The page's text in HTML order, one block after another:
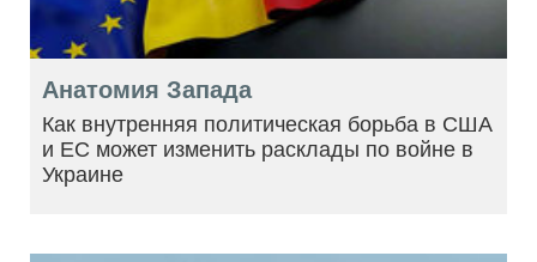
Анатомия Запада
Как внутренняя политическая борьба в США
и ЕС может изменить расклады по войне в
Украине